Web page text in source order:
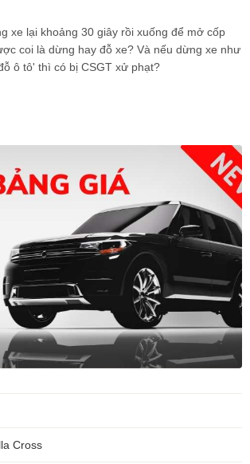
xe lại khoảng 30 giây rồi xuống để mở cốp
coi là dừng hay đỗ xe? Và nếu dừng xe như
ô tô' thì có bị CSGT xử phạt?
Cross